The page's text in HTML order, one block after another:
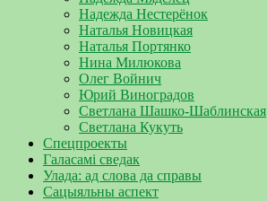
Надежда Нестерёнок
Наталья Новицкая
Наталья Портянко
Нина Милюкова
Олег Войнич
Юрий Виноградов
Светлана Шашко-Шаблинская
Светлана Кукуть
Спецпроекты
Галасамі сведак
Улада: ад слова да справы
Сацыяльны аспект